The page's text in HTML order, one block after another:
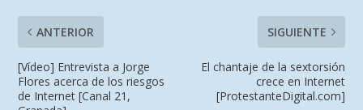
ANTERIOR
[Vídeo] Entrevista a Jorge
Flores acerca de los riesgos
de Internet [Canal 21,
SIGUIENTE
El chantaje de la sextorsión
crece en Internet
[ProtestanteDigital.com]